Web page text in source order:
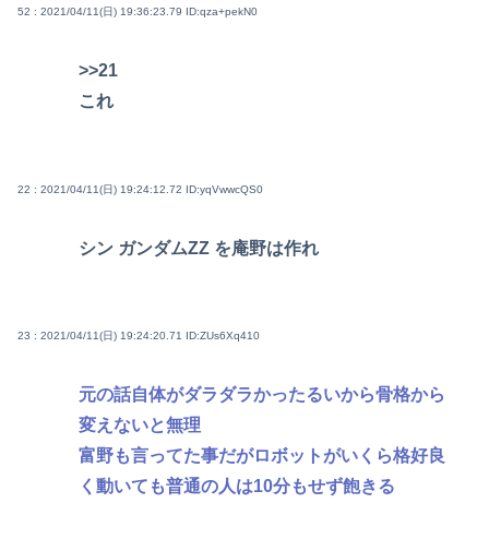
52 : 2021/04/11(日) 19:36:23.79 ID:qza+pekN0
>>21
これ
22 : 2021/04/11(日) 19:24:12.72 ID:yqVwwcQS0
シン ガンダムZZ を庵野は作れ
23 : 2021/04/11(日) 19:24:20.71 ID:ZUs6Xq410
元の話自体がダラダラかったるいから骨格から
変えないと無理
富野も言ってた事だがロボットがいくら格好良
く動いても普通の人は10分もせず飽きる